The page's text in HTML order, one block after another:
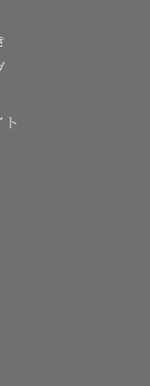
ト